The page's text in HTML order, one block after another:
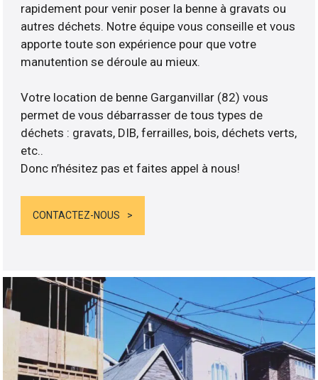
rapidement pour venir poser la benne à gravats ou
autres déchets. Notre équipe vous conseille et vous
apporte toute son expérience pour que votre
manutention se déroule au mieux.
Votre location de benne Garganvillar (82) vous
permet de vous débarrasser de tous types de
déchets : gravats, DIB, ferrailles, bois, déchets verts,
etc..
Donc n’hésitez pas et faites appel à nous!
CONTACTEZ-NOUS